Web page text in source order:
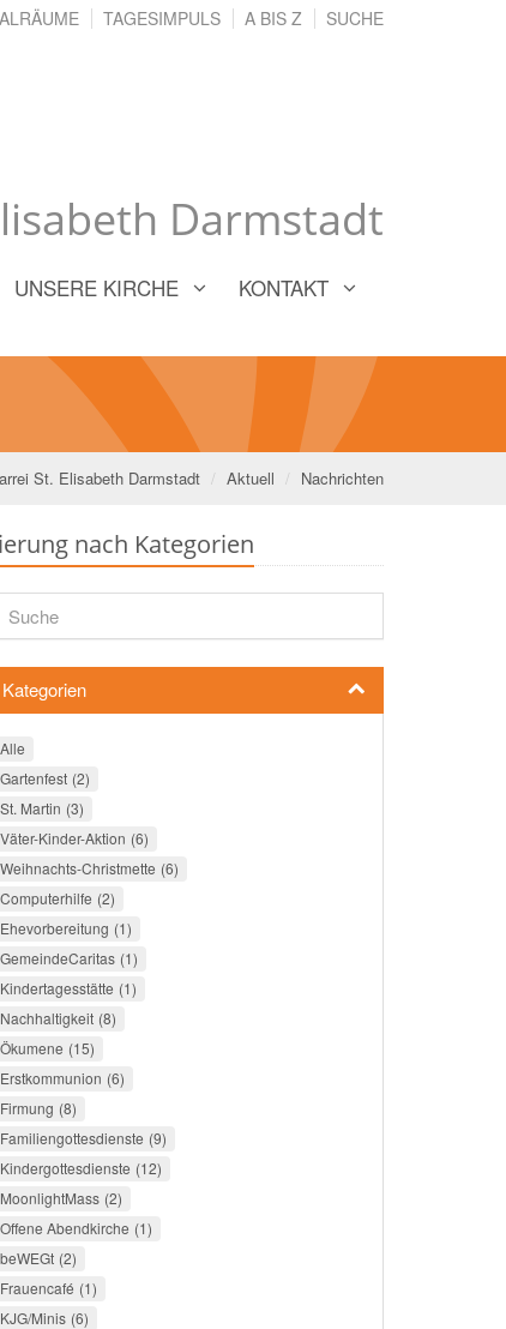
Darmstadt
TAGESIMPULS A BIS Z SUCHE
UNSERE KIRCHE KONTAKT
St. Elisabeth Darmstadt Aktuell Nachrichten
nach Kategorien
Kategorien
Alle
Gartenfest 2
St. Martin 3
Väter-Kinder-Aktion 6
Weihnachts-Christmette 6
Computerhilfe 2
Ehevorbereitung 1
GemeindeCaritas 1
Kindertagesstätte 1
Nachhaltigkeit 8
Ökumene 15
Erstkommunion 6
Firmung 8
Familiengottesdienste 9
Kindergottesdienste 12
MoonlightMass 2
Offene Abendkirche 1
beWEGt 2
Frauencafé 1
KJG/Minis 6